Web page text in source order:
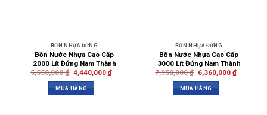
BỒN NHỰA ĐỨNG
Bồn Nước Nhựa Cao Cấp
2000 Lít Đứng Nam Thành
5,550,000₫ 4,440,000 ₫
MUA HÀNG
BỒN NHỰA ĐỨNG
Bồn Nước Nhựa Cao Cấp
3000 Lít Đứng Nam Thành
7,950,000₫ 6,360,000 ₫
MUA HÀNG